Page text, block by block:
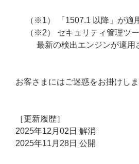
（※1） 「1507.1 以降」が適
（※2） セキュリティ管理ツ
最新の検出エンジンが適
お客さまにはご迷惑をお掛けし
［更新履歴］
2025年12月02日 解消
2025年11月28日 公開